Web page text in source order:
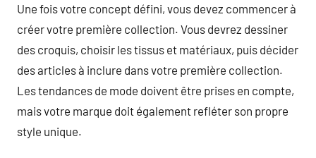
Une fois votre concept défini, vous devez commencer à
créer votre première collection. Vous devrez dessiner
des croquis, choisir les tissus et matériaux, puis décider
des articles à inclure dans votre première collection.
Les tendances de mode doivent être prises en compte,
mais votre marque doit également refléter son propre
style unique.